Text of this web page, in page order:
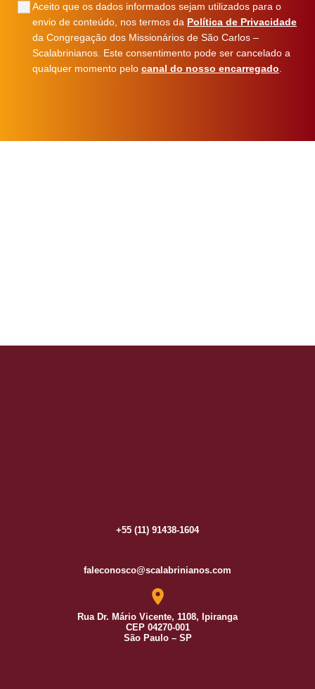
Aceito que os dados informados sejam utilizados para o
envio de conteúdo, nos termos da Política de Privacidade
da Congregação dos Missionários de São Carlos –
Scalabrinianos. Este consentimento pode ser cancelado a
qualquer momento pelo canal do nosso encarregado.
+55 (11) 91438-1604
faleconosco@scalabrinianos.com
Rua Dr. Mário Vicente, 1108, Ipiranga
CEP 04270-001
São Paulo – SP